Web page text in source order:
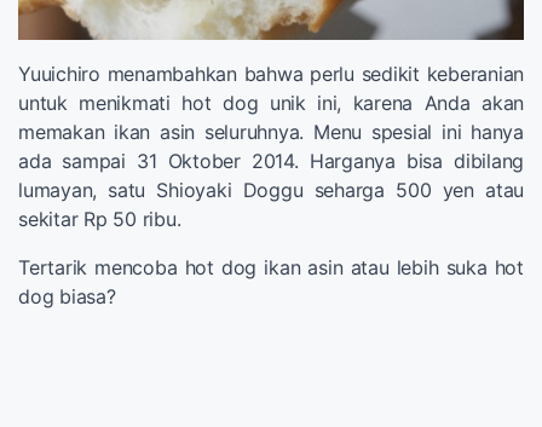
Yuuichiro menambahkan bahwa perlu sedikit keberanian
untuk menikmati hot dog unik ini, karena Anda akan
memakan ikan asin seluruhnya. Menu spesial ini hanya
ada sampai 31 Oktober 2014. Harganya bisa dibilang
lumayan, satu Shioyaki Doggu seharga 500 yen atau
sekitar Rp 50 ribu.
Tertarik mencoba hot dog ikan asin atau lebih suka hot
dog biasa?